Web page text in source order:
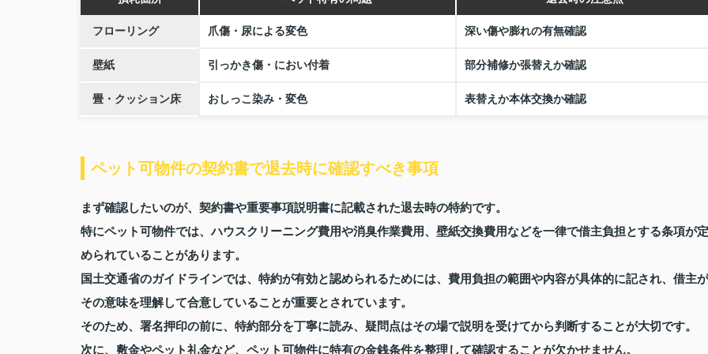
フローリング 爪傷・尿による変色 深い傷や膨れの有無確認
壁紙 引っかき傷・におい付着 部分補修か張替えか確認
畳・クッション床 おしっこ染み・変色 表替えか本体交換か確認
ペット可物件の契約書で退去時に確認すべき事項
まず確認したいのが、契約書や重要事項説明書に記載された退去時の特約です。
特にペット可物件では、ハウスクリーニング費用や消臭作業費用、壁紙交換費用などを一律で借主負担とする条項が定
められていることがあります。
国土交通省のガイドラインでは、特約が有効と認められるためには、費用負担の範囲や内容が具体的に記され、借主が
その意味を理解して合意していることが重要とされています。
そのため、署名押印の前に、特約部分を丁寧に読み、疑問点はその場で説明を受けてから判断することが大切です。
次に、敷金やペット礼金など、ペット可物件に特有の金銭条件を整理して確認することが欠かせません。